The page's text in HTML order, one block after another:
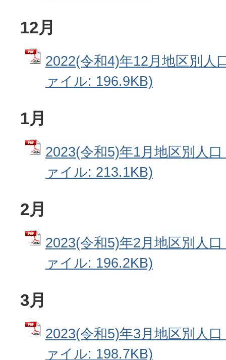
12月
2022(令和4)年12月地区別人
ァイル: 196.9KB)
1月
2023(令和5)年1月地区別人
ァイル: 213.1KB)
2月
2023(令和5)年2月地区別人
ァイル: 196.2KB)
3月
2023(令和5)年3月地区別人
ァイル: 198.7KB)